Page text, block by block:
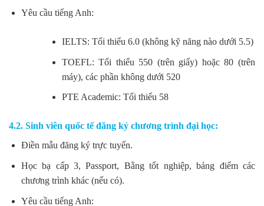
Yêu cầu tiếng Anh:
IELTS: Tối thiểu 6.0 (không kỹ năng nào dưới 5.5)
TOEFL: Tối thiểu 550 (trên giấy) hoặc 80 (trên
máy), các phần không dưới 520
PTE Academic: Tối thiểu 58
4.2. Sinh viên quốc tế đăng ký chương trình đại học:
Điền mẫu đăng ký trực tuyến.
Học bạ cấp 3, Passport, Bằng tốt nghiệp, bảng điểm các
chương trình khác (nếu có).
Yêu cầu tiếng Anh: